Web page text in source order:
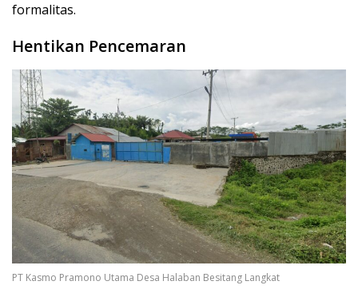
formalitas.
Hentikan Pencemaran
PT Kasmo Pramono Utama Desa Halaban Besitang Langkat